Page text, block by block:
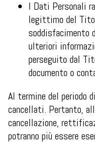
I Dati Personali
legittimo del
soddisfacimento
ulteriori
perseguito dal
documento o
Al termine del periodo
cancellati. Pertanto,
cancellazione,
potranno più essere